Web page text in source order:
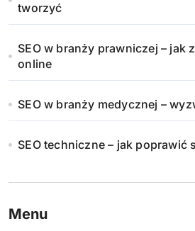
tworzyć
SEO w branży prawniczej – jak
online
SEO w branży medycznej –
SEO techniczne – jak poprawić
Menu